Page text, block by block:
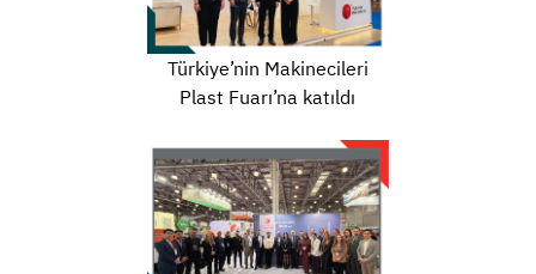
Türkiye’nin Makinecileri
Plast Fuarı’na katıldı